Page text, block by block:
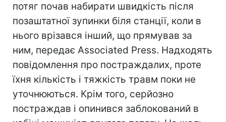
потяг почав набирати швидкість після
позаштатної зупинки біля станції, коли в
нього врізався інший, що прямував за
ним, передає Associated Press. Надходять
повідомлення про постраждалих, проте
їхня кількість і тяжкість травм поки не
уточнюються. Крім того, серйозно
постраждав і опинився заблокований в